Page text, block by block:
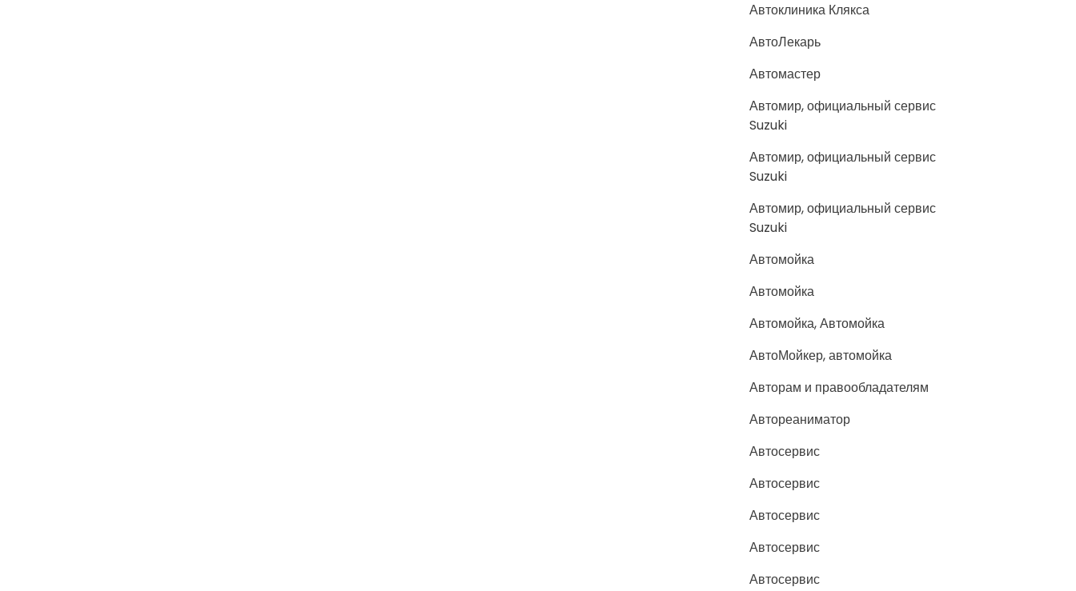
Автоклиника Клякса
АвтоЛекарь
Автомастер
Автомир, официальный сервис
Suzuki
Автомир, официальный сервис
Suzuki
Автомир, официальный сервис
Suzuki
Автомойка
Автомойка
Автомойка, Автомойка
АвтоМойкер, автомойка
Авторам и правообладателям
Автореаниматор
Автосервис
Автосервис
Автосервис
Автосервис
Автосервис